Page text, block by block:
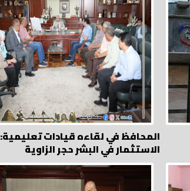
المحافظ في لقاءه قيادات تعليمية:
الاستثمار في البشر حجر الزاوية